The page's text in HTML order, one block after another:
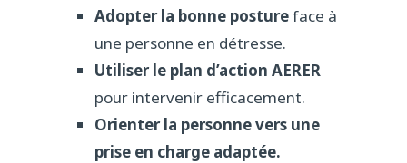
Adopter la bonne postureface à
une personne en détresse.
Utiliser le plan d’action AERER
pour intervenir efficacement.
Orienter la personne vers une
prise en charge adaptée.